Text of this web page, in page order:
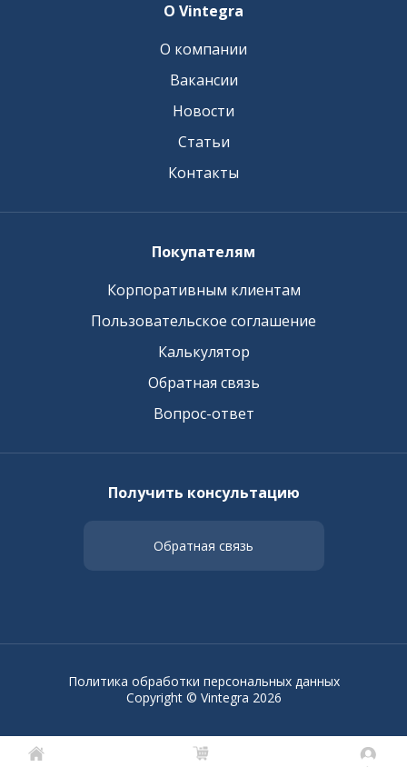
О Vintegra
О компании
Вакансии
Новости
Статьи
Контакты
Покупателям
Корпоративным клиентам
Пользовательское соглашение
Калькулятор
Обратная связь
Вопрос-ответ
Получить консультацию
Обратная связь
Copyright © Vintegra 2026
Политика обработки персональных данных